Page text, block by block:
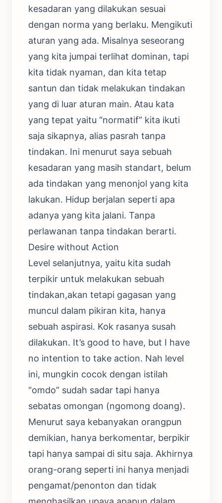
kesadaran yang dilakukan sesuai
dengan norma yang berlaku. Mengikuti
aturan yang ada. Misalnya seseorang
yang kita jumpai terlihat dominan, tapi
kita tidak nyaman, dan kita tetap
santun dan tidak melakukan tindakan
yang di luar aturan main. Atau kata
yang tepat yaitu “normatif” kita ikuti
saja sikapnya, alias pasrah tanpa
tindakan. Ini menurut saya sebuah
kesadaran yang masih standart, belum
ada tindakan yang menonjol yang kita
lakukan. Hidup berjalan seperti apa
adanya yang kita jalani. Tanpa
perlawanan tanpa tindakan berarti.
Desire without Action
Level selanjutnya, yaitu kita sudah
terpikir untuk melakukan sebuah
tindakan,akan tetapi gagasan yang
muncul dalam pikiran kita, hanya
sebuah aspirasi. Kok rasanya susah
dilakukan. It’s good to have, but I have
no intention to take action. Nah level
ini, mungkin cocok dengan istilah
“omdo” sudah sadar tapi hanya
sebatas omongan (ngomong doang).
Menurut saya kebanyakan orangpun
demikian, hanya berkomentar, berpikir
tapi hanya sampai di situ saja. Akhirnya
orang-orang seperti ini hanya menjadi
pengamat/penonton dan tidak